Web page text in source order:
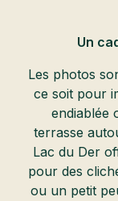
Un
Les photos
ce soit pour
endiablée
terrasse
Lac du Der
pour des
ou un petit